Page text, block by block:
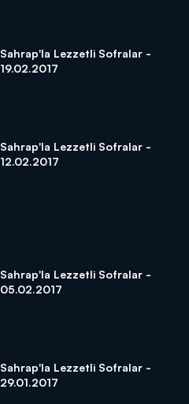
Sahrap'la Lezzetli Sofralar -
19.02.2017
Sahrap'la Lezzetli Sofralar -
12.02.2017
Sahrap'la Lezzetli Sofralar -
05.02.2017
Sahrap'la Lezzetli Sofralar -
29.01.2017